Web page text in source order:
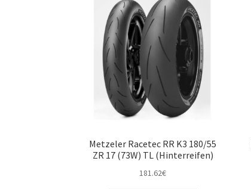
Metzeler Racetec RR K3 180/55
ZR 17 (73W) TL (Hinterreifen)
181.62€